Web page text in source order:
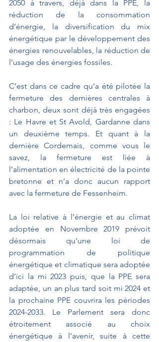
2050 à travers, déjà dans la PPE, la
réduction de la consommation
d’énergie, la diversification du mix
énergétique par le développement des
énergies renouvelables, la réduction de
l’usage des énergies fossiles.
C’est dans ce cadre qu’a été pilotée la
fermeture des dernières centrales à
charbon, deux sont déjà très engagées
: Le Havre et St Avold, Gardanne dans
un deuxième temps. Et quant à la
dernière Cordemais, comme vous le
savez, la fermeture est liée à
l’alimentation en électricité de la pointe
bretonne et n’a donc aucun rapport
avec la fermeture de Fessenheim.
La loi relative à l’énergie et au climat
adoptée en Novembre 2019 prévoit
désormais qu’une loi de
programmation de politique
énergétique et climatique sera adoptée
d’ici la mi 2023 puis, que la PPE sera
adaptée, un an plus tard soit mi 2024 et
la prochaine PPE couvrira les périodes
2024-2033. Le Parlement sera donc
étroitement associé au choix
énergétique à l’avenir, suite à cette